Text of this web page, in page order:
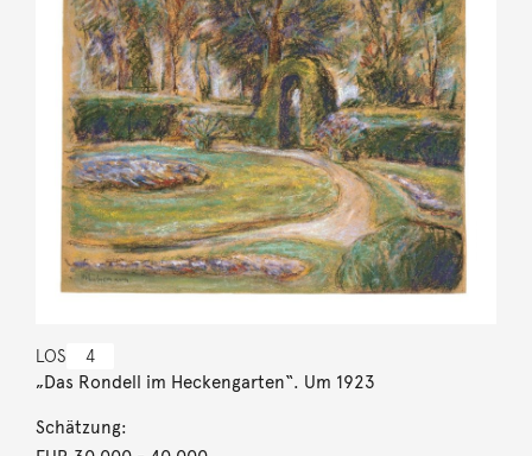
LOS 4
„Das Rondell im Heckengarten“. Um 1923
Schätzung: